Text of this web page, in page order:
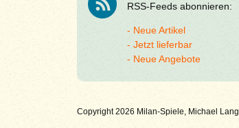
RSS-Feeds abonnieren:
Neue Artikel
Jetzt lieferbar
Neue Angebote
Copyright 2026 Milan-Spiele, Michael Lang